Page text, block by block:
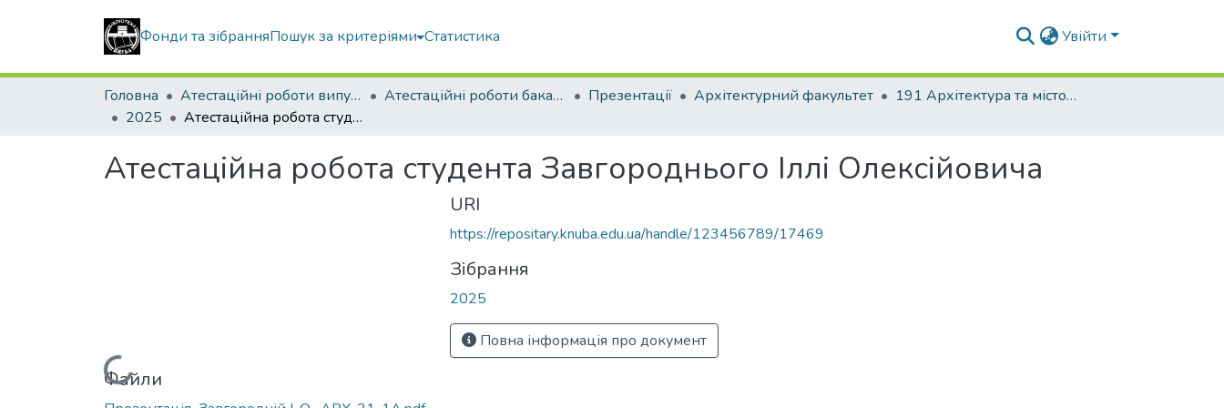
Фонди та зібранняПошук за критеріями Статистика Увійти
Головна Атестаційні роботи випускників Атестаційні роботи бакалаврів Презентації Архітектурний факультет
191 Архітектура та містобудування
2025
Атестаційна робота студента Завгороднього Іллі Олексійовича
Атестаційна робота студента Завгороднього Іллі Олексійовича
Файли
URI
https://repositary.knuba.edu.ua/handle/123456789/17469
Зібрання
2025
Повна інформація про документ